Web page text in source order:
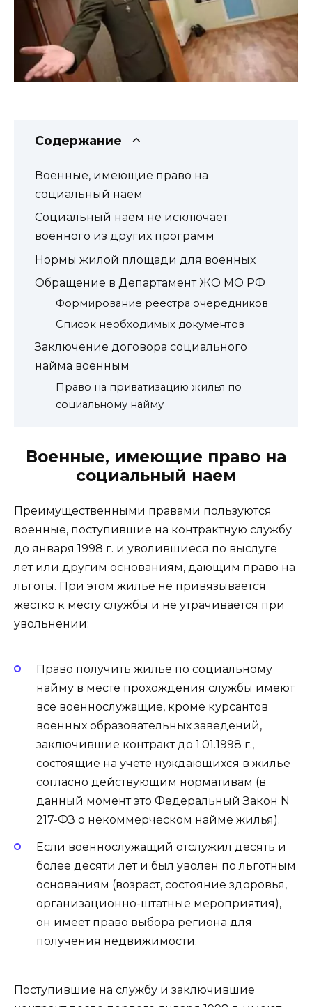
Содержание
Военные, имеющие право на
социальный наем
Социальный наем не исключает
военного из других программ
Нормы жилой площади для военных
Обращение в Департамент ЖО МО РФ
Формирование реестра очередников
Список необходимых документов
Заключение договора социального
найма военным
Право на приватизацию жилья по
социальному найму
Военные, имеющие право на
социальный наем
Преимущественными правами пользуются
военные, поступившие на контрактную службу
до января 1998 г. и уволившиеся по выслуге
лет или другим основаниям, дающим право на
льготы. При этом жилье не привязывается
жестко к месту службы и не утрачивается при
увольнении:
Право получить жилье по социальному
найму в месте прохождения службы имеют
все военнослужащие, кроме курсантов
военных образовательных заведений,
заключившие контракт до 1.01.1998 г.,
состоящие на учете нуждающихся в жилье
согласно действующим нормативам (в
данный момент это Федеральный Закон N
217-ФЗ о некоммерческом найме жилья).
Если военнослужащий отслужил десять и
более десяти лет и был уволен по льготным
основаниям (возраст, состояние здоровья,
организационно-штатные мероприятия),
он имеет право выбора региона для
получения недвижимости.
Поступившие на службу и заключившие